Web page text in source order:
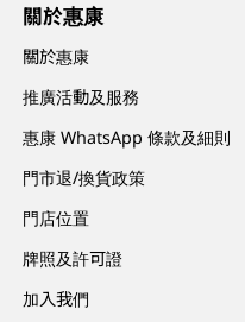
關於惠康
關於惠康
推廣活動及服務
惠康 WhatsApp 條款及細則
門市退/換貨政策
門店位置
牌照及許可證
加入我們